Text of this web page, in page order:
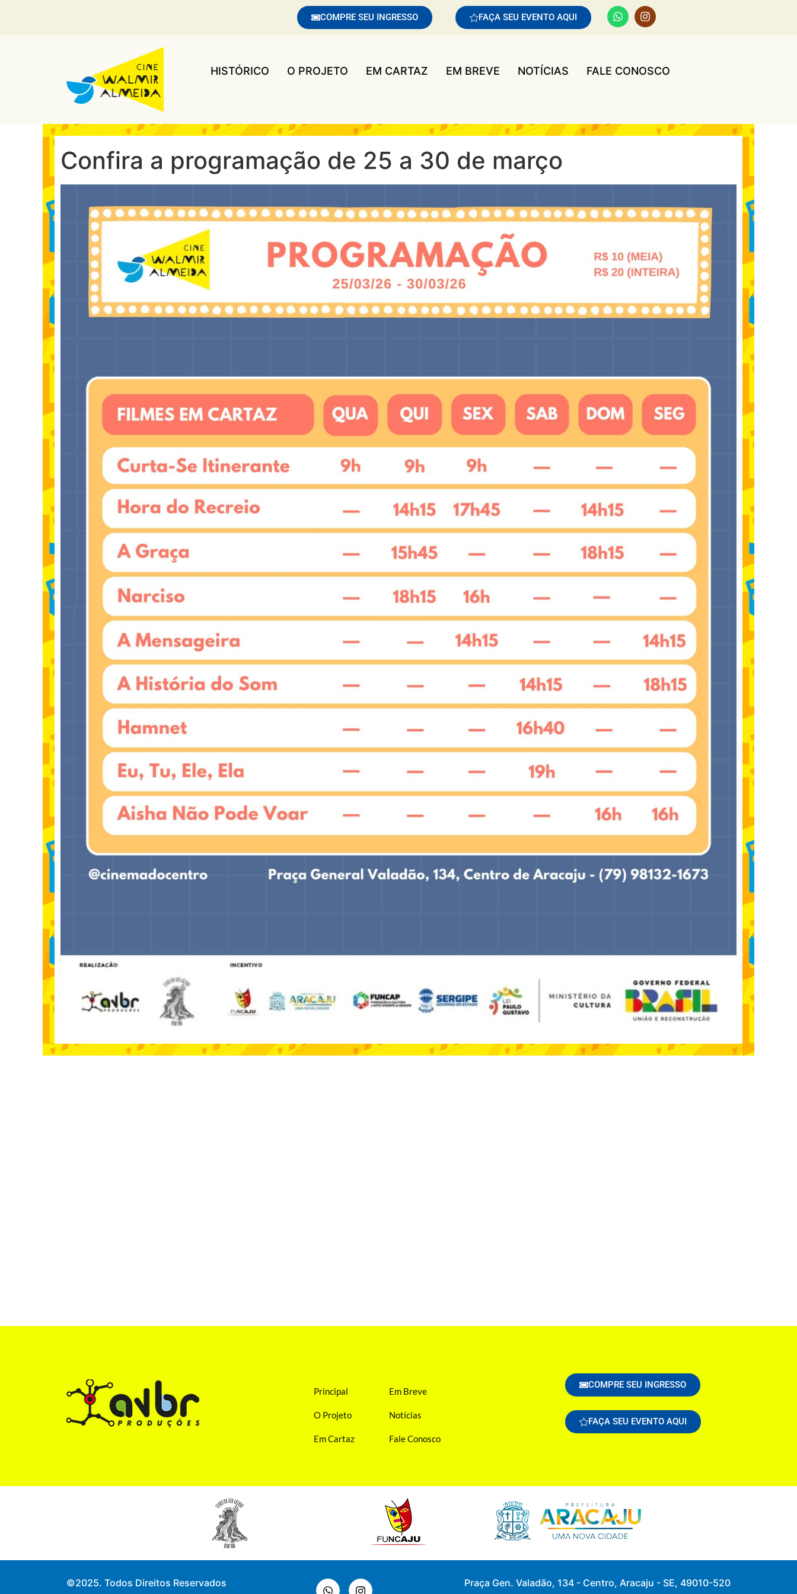
COMPRE SEU INGRESSO FAÇA SEU EVENTO AQUI
HISTÓRICO O PROJETO EM CARTAZ EM BREVE NOTÍCIAS FALE CONOSCO
Confira a programação de 25 a 30 de março
Principal
O Projeto
Em Cartaz
Em Breve
Notícias
Fale Conosco
COMPRE SEU INGRESSO
FAÇA SEU EVENTO AQUI
©2025. Todos Direitos Reservados Praça Gen. Valadão, 134 - Centro, Aracaju - SE, 49010-520